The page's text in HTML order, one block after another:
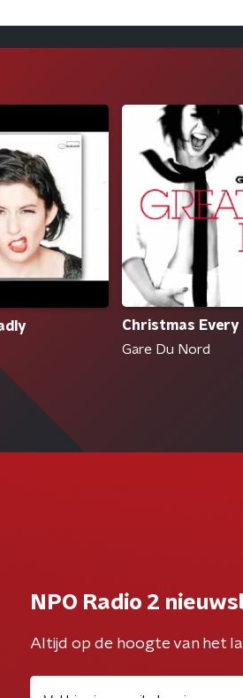
Christmas Every
Gare Du Nord
NPO Radio 2
Altijd op de hoogte van het